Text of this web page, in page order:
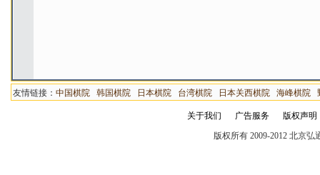
友情链接： 中国棋院 韩国棋院 日本棋院 台湾棋院 日本关西棋院 海峰棋院
关于我们 广告服务
版权声明
版权所有 2009-2012 北京